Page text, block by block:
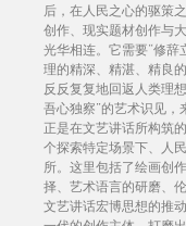
后，在人民之心的驱策
创作、现实题材创作与
光华相连。它需要“修辞
理的精深、精湛、精良
反反复复地回返人类理
吾心独察”的艺术识见，
正是在文艺讲话所构筑
个探索特定场景下、人
所。这里包括了绘画创
择、艺术语言的研磨、
文艺讲话宏博思想的推